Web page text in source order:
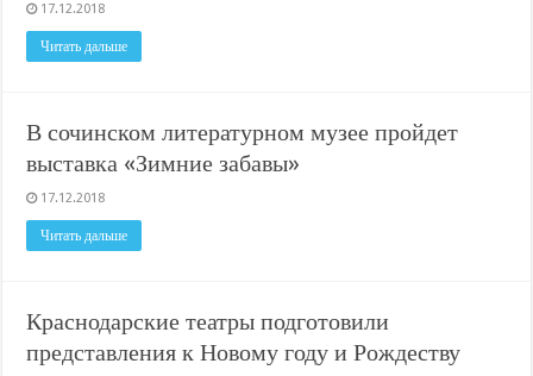
Важные правила обращения в вашу страховую компанию
17.12.2018
Читать дальше
В сочинском литературном музее пройдет
выставка «Зимние забавы»
17.12.2018
Читать дальше
Краснодарские театры подготовили
представления к Новому году и Рождеству